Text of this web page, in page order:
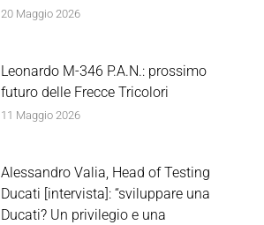
20 Maggio 2026
Leonardo M-346 P.A.N.: prossimo
futuro delle Frecce Tricolori
11 Maggio 2026
Alessandro Valia, Head of Testing
Ducati [intervista]: “sviluppare una
Ducati? Un privilegio e una